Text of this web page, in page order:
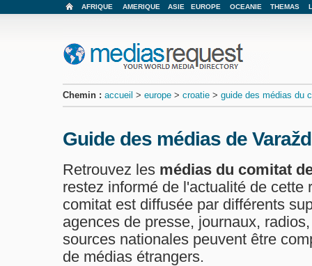
AFRIQUE AMERIQUE ASIE EUROPE OCEANIE THEMAS
Chemin : accueil > europe > croatie > guide des médias du
Guide des médias de
Retrouvez les médias du comitat
restez informé de l'actualité de cette
comitat est diffusée par différents
agences de presse, journaux,
sources nationales peuvent être
de médias étrangers.